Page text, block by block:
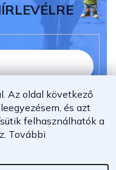
Az oldal következő
és azt
felhasználhatók a
További
azadatvédelmi